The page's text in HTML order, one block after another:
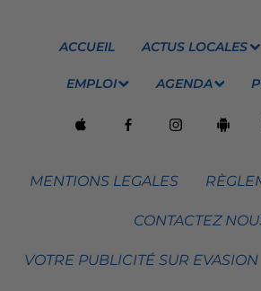
ACCUEIL ACTUS LOCALES
EMPLOI AGENDA
MENTIONS LEGALES
CONTACTEZ
VOTRE PUBLICITÉ SUR EVASION